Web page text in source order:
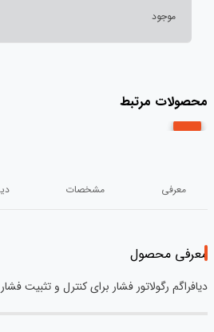
موجود
محصولات مرتبط
معرفی مشخصات
معرفی محصول
دیافراگم رگولاتور فشار برای کنترل و تثبیت